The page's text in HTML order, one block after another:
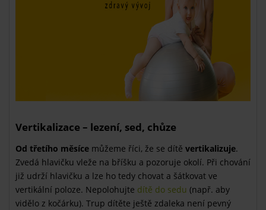
Vertikalizace – lezení, sed, chůze
Od třetího měsíce můžeme říci, že se dítě vertikalizuje.
Zvedá hlavičku vleže na bříšku a pozoruje okolí. Při chování
již udrží hlavičku a lze ho tedy chovat a šátkovat ve
vertikální poloze. Nepolohujte dítě do sedu (např. aby
vidělo z kočárku). Trup dítěte ještě zdaleka není pevný